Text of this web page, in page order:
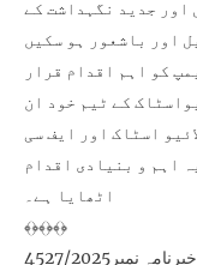
اور جدید نگہداشت کے
اور باشعور ہو سکیں
کو اہم اقدام قرار
کے ٹیم خود ان
اسٹاک اور ایف سی
اہم و بنیادی اقدام
اٹھایا ہے۔
﴾﴿﴾﴿﴾﴿
خبرنامہ نمبر4527/2025